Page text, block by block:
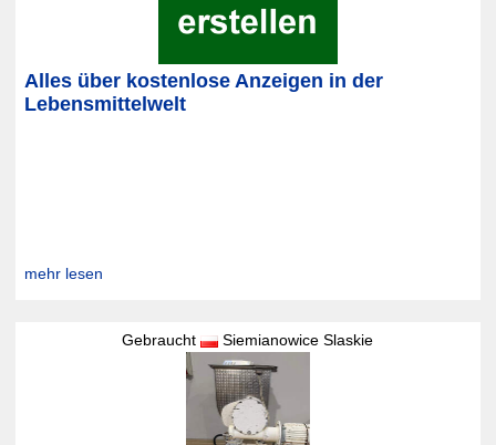
Alles über kostenlose Anzeigen in der
Lebensmittelwelt
mehr lesen
Gebraucht Siemianowice Slaskie